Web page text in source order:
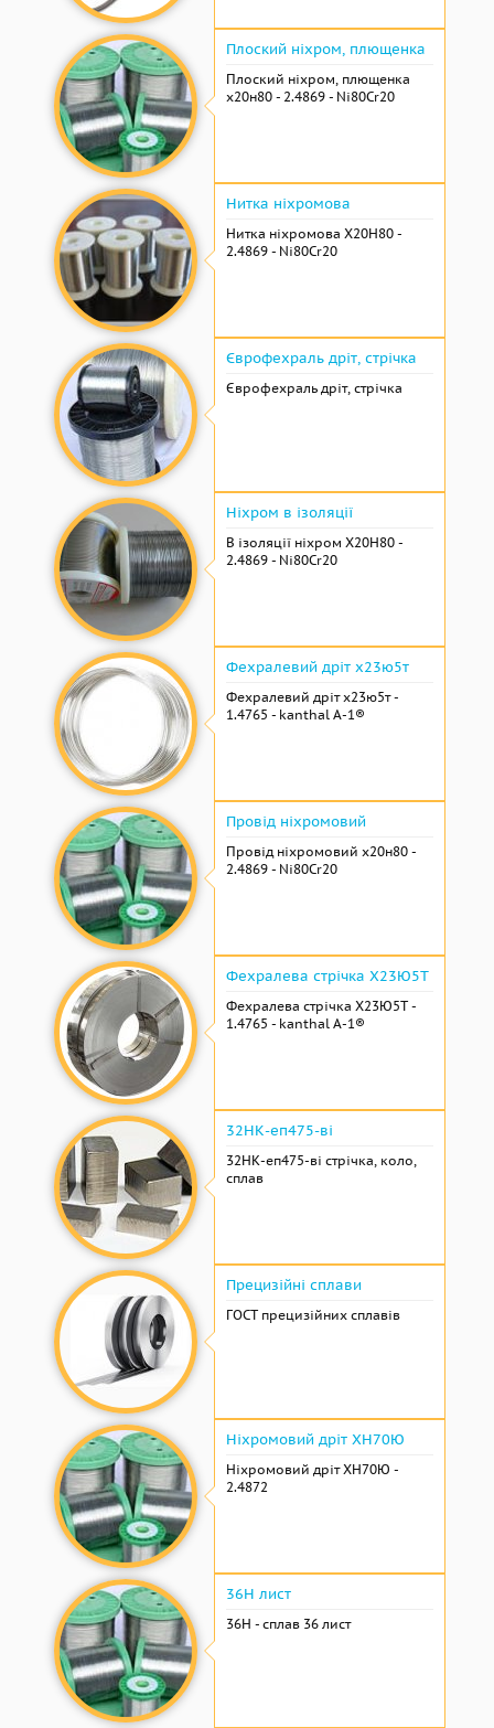
Плоский ніхром, плющенка
Плоский ніхром, плющенка
х20н80 - 2.4869 - Ni80Cr20
Нитка ніхромова
Нитка ніхромова Х20Н80 -
2.4869 - Ni80Cr20
Єврофехраль дріт, стрічка
Єврофехраль дріт, стрічка
Ніхром в ізоляції
В ізоляції ніхром Х20Н80 -
2.4869 - Ni80Cr20
Фехралевий дріт х23ю5т
Фехралевий дріт х23ю5т -
1.4765 - kanthal A-1®
Провід ніхромовий
Провід ніхромовий х20н80 -
2.4869 - Ni80Cr20
Фехралева стрічка Х23Ю5Т
Фехралева стрічка Х23Ю5Т -
1.4765 - kanthal A-1®
32НК-еп475-ві
32НК-еп475-ві стрічка, коло,
сплав
Прецизійні сплави
ГОСТ прецизійних сплавів
Ніхромовий дріт ХН70Ю
Ніхромовий дріт ХН70Ю -
2.4872
36Н лист
36Н - сплав 36 лист